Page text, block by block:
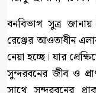
বনবিভাগ সুত্র জানায়
রেঞ্জের আওতাধীন
নেয়া হচ্ছে। যার
সুন্দরবনের জীব ও